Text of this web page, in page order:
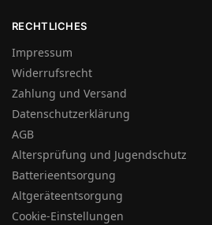
RECHTLICHES
Impressum
Widerrufsrecht
Zahlung und Versand
Datenschutzerklärung
AGB
Altersprüfung und Jugendschutz
Batterieentsorgung
Altgeräteentsorgung
Cookie-Einstellungen